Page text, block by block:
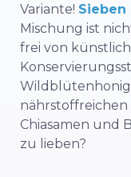
Variante! Sieben
Mischung ist
frei von
Chiasamen und
zu lieben?